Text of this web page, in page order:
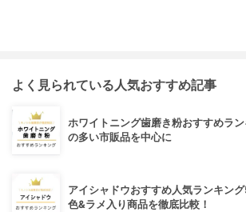
よく見られている人気おすすめ記事
ホワイトニング歯磨き粉おすすめラ
の多い市販品を中心に
アイシャドウおすすめ人気ランキン
色&ラメ入り商品を徹底比較！